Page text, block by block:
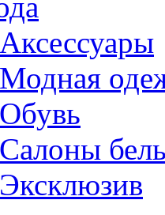
Аксессуары
Модная
Обувь
Салоны
Эксклюзив